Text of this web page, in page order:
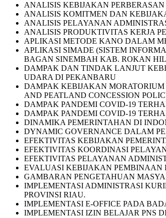
ANALISIS KEBIJAKAN
ANALISIS KOMITMEN DAN
ANALISIS PELAYANAN
ANALISIS PRODUKTIVITAS KERJA
APLIKASI METODE KANO DALAM
APLIKASI SIMADE (SISTEM
BAGAN SINEMBAH KAB. ROKAN
DAMPAK DAN TINDAK LANJUT
UDARA DI PEKANBARU
DAMPAK KEBIJAKAN
AND PEATLAND CONCESSION
DAMPAK PANDEMI COVID-19
DAMPAK PANDEMI COVID-19
DINAMIKA PEMERINTAHAN DI
DYNAMIC GOVERNANCE DALAM
EFEKTIVITAS KEBIJAKAN
EFEKTIVITAS KOORDINASI
EFEKTIVITAS PELAYANAN
EVALUASI KEBIJAKAN PEMBINAAN
GAMBARAN PENGETAHUAN
IMPLEMENTASI ADMINISTRASI
PROVINSI RIAU.
IMPLEMENTASI E-OFFICE PADA
IMPLEMENTASI IZIN BELAJAR PNS